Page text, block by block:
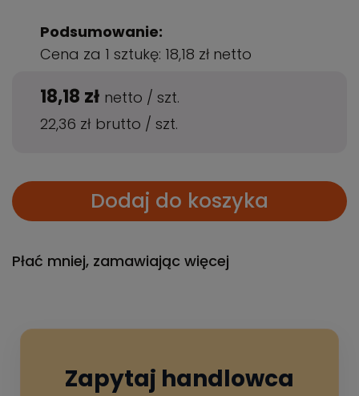
Podsumowanie:
Cena za 1 sztukę: 18,18 zł netto
18,18 zł netto / szt.
22,36 zł brutto / szt.
Dodaj do koszyka
Płać mniej, zamawiając więcej
Zapytaj handlowca